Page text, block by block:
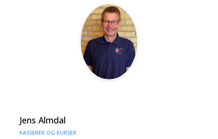
Jens Almdal
KASSERER OG KURSER